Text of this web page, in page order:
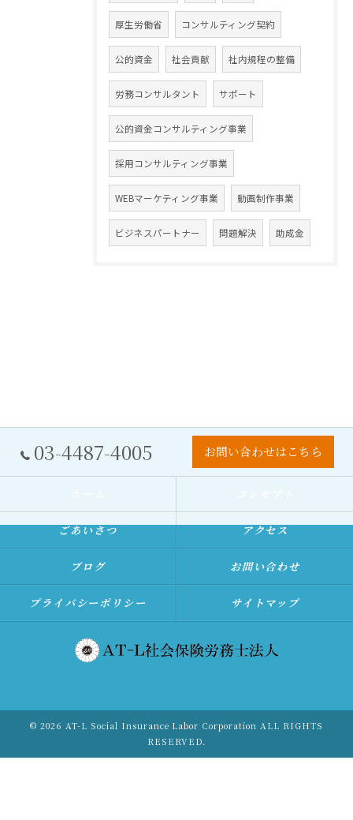
厚生労働省 コンサルティング契約
公的資金 社会貢献 社内規程の整備
労務コンサルタント サポート
公的資金コンサルティング事業
採用コンサルティング事業
WEBマーケティング事業 動画制作事業
ビジネスパートナー 問題解決 助成金
03-4487-4005 お問い合わせはこちら
ごあいさつ アクセス
ブログ お問い合わせ
プライバシーポリシー サイトマップ
© 2026 AT-L Social Insurance Labor Corporation ALL RIGHTS
RESERVED.